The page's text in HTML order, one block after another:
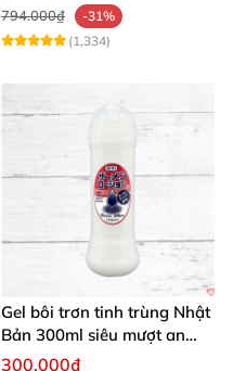
794.000₫
-31%
(1,334)
Gel bôi trơn tinh trùng Nhật
Bản 300ml siêu mượt an
toàn cho yêu
300.000₫